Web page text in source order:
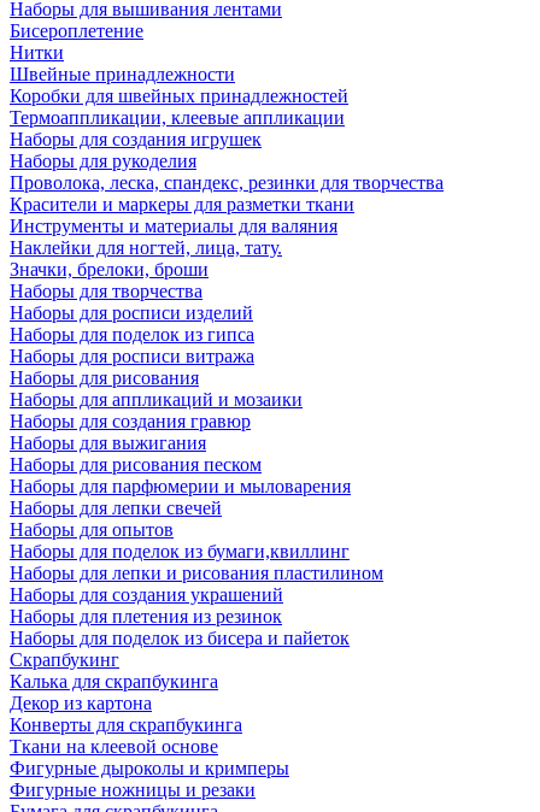
Наборы для вышивания лентами
Бисероплетение
Нитки
Швейные принадлежности
Коробки для швейных принадлежностей
Термоаппликации, клеевые аппликации
Наборы для создания игрушек
Наборы для рукоделия
Проволока, леска, спандекс, резинки для творчества
Красители и маркеры для разметки ткани
Инструменты и материалы для валяния
Наклейки для ногтей, лица, тату.
Значки, брелоки, броши
Наборы для творчества
Наборы для росписи изделий
Наборы для поделок из гипса
Наборы для росписи витража
Наборы для рисования
Наборы для аппликаций и мозаики
Наборы для создания гравюр
Наборы для выжигания
Наборы для рисования песком
Наборы для парфюмерии и мыловарения
Наборы для лепки свечей
Наборы для опытов
Наборы для поделок из бумаги,квиллинг
Наборы для лепки и рисования пластилином
Наборы для создания украшений
Наборы для плетения из резинок
Наборы для поделок из бисера и пайеток
Скрапбукинг
Калька для скрапбукинга
Декор из картона
Конверты для скрапбукинга
Ткани на клеевой основе
Фигурные дыроколы и кримперы
Фигурные ножницы и резаки